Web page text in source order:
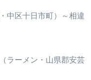
中区十日市町）～相違
ラーメン・山県郡安芸